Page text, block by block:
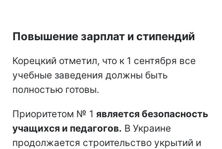
Повышение зарплат и стипендий
Корецкий отметил, что к 1 сентября все
учебные заведения должны быть
полностью готовы.
Приоритетом № 1 является безопасность
учащихся и педагогов. В Украине
продолжается строительство укрытий и